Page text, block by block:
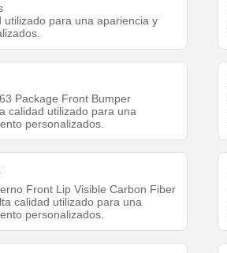
utilizado para una apariencia y
Package Front Bumper
calidad utilizado para una
personalizados.
Front Lip Visible Carbon Fiber
calidad utilizado para una
personalizados.